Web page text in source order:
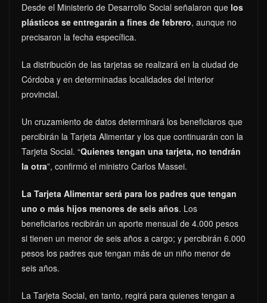
Desde el Ministerio de Desarrollo Social señalaron que los
plásticos se entregarán a fines de febrero, aunque no
precisaron la fecha específica.
La distribución de las tarjetas se realizará en la ciudad de
Córdoba y en determinadas localidades del interior
provincial.
Un cruzamiento de datos determinará los beneficiaros que
percibirán la Tarjeta Alimentar y los que continuarán con la
Tarjeta Social. “Quienes tengan una tarjeta, no tendrán
la otra”, confirmó el ministro Carlos Massei.
La Tarjeta Alimentar será para los padres que tengan
uno o más hijos menores de seis años. Los
beneficiarios recibirán un aporte mensual de 4.000 pesos
si tienen un menor de seis años a cargo; y percibirán 6.000
pesos los padres que tengan más de un niño menor de
seis años.
La Tarjeta Social, en tanto, regirá para quienes tengan a